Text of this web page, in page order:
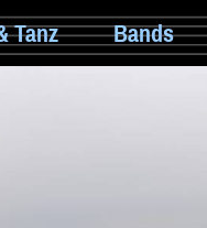
Tanz Bands